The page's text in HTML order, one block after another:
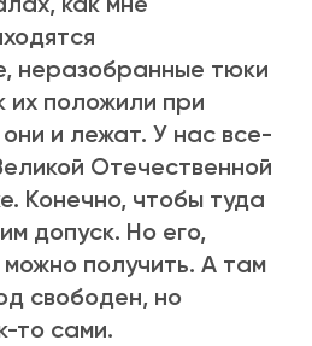
неразобранные тюки
их положили при
и лежат. У нас все-
Отечественной
Конечно, чтобы туда
допуск. Но его,
получить. А там
свободен, но
то сами.